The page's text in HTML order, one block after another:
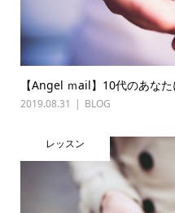
【Angel ｍail】10代のあな
2019.08.31 BLOG
レッスン